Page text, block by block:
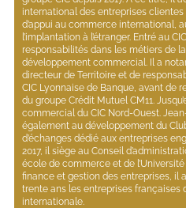
international des entreprises
d’appui au commerce international,
l’implantation à l’étranger. Entré au
responsabilités dans les métiers de
développement commercial. Il a
directeur de Territoire et de
CIC Lyonnaise de Banque, avant de
du groupe Crédit Mutuel CM11.
commercial du CIC Nord-Ouest.
également au développement du
d’échanges dédié aux entreprises
2017, il siège au Conseil
école de commerce et de
finance et gestion des entreprises, il
trente ans les entreprises françaises
internationale.